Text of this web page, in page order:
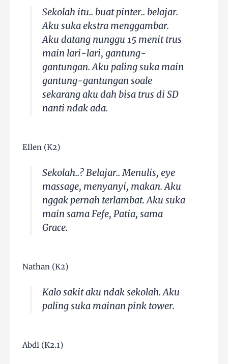
Sekolah itu.. buat pinter.. belajar.
Aku suka ekstra menggambar.
Aku datang nunggu 15 menit trus
main lari-lari, gantung-
gantungan. Aku paling suka main
gantung-gantungan soale
sekarang aku dah bisa trus di SD
nanti ndak ada.
Ellen (K2)
Sekolah..? Belajar.. Menulis, eye
massage, menyanyi, makan. Aku
nggak pernah terlambat. Aku suka
main sama Fefe, Patia, sama
Grace.
Nathan (K2)
Kalo sakit aku ndak sekolah. Aku
paling suka mainan pink tower.
Abdi (K2.1)